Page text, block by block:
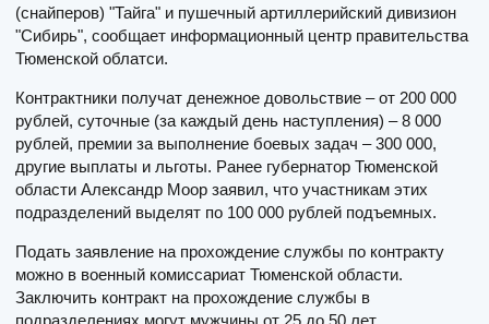
(снайперов) "Тайга" и пушечный артиллерийский дивизион
"Сибирь", сообщает информационный центр правительства
Тюменской облатси.
Контрактники получат денежное довольствие – от 200 000
рублей, суточные (за каждый день наступления) – 8 000
рублей, премии за выполнение боевых задач – 300 000,
другие выплаты и льготы. Ранее губернатор Тюменской
области Александр Моор заявил, что участникам этих
подразделений выделят по 100 000 рублей подъемных.
Подать заявление на прохождение службы по контракту
можно в военный комиссариат Тюменской области.
Заключить контракт на прохождение службы в
подразделениях могут мужчины от 25 до 50 лет.